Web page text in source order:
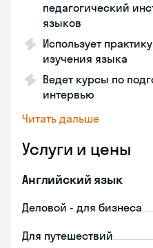
педагогический
языков
Использует
изучения языка
Ведет курсы по
интервью
Читать дальше
Услуги и цены
Английский язык
Деловой - для бизнеса
Для путешествий